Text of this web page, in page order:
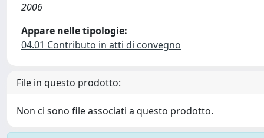
2006
Appare nelle tipologie:
04.01 Contributo in atti di convegno
File in questo prodotto:
Non ci sono file associati a questo prodotto.